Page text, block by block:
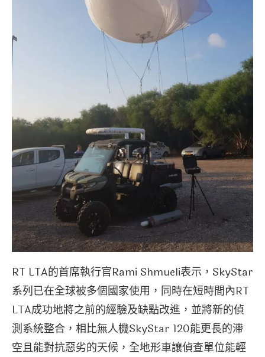
RT LTA的首席執行官Rami Shmueli表示，SkyStar
系列已在全球被多個國家使用，同時在短時間內RT
LTA成功地將之前的經驗及缺點改進，並將新的偵
測系統整合，相比無人機SkyStar 120能更長的滯
空且能對抗惡劣的天候，全地形車讓偵查單位能輕